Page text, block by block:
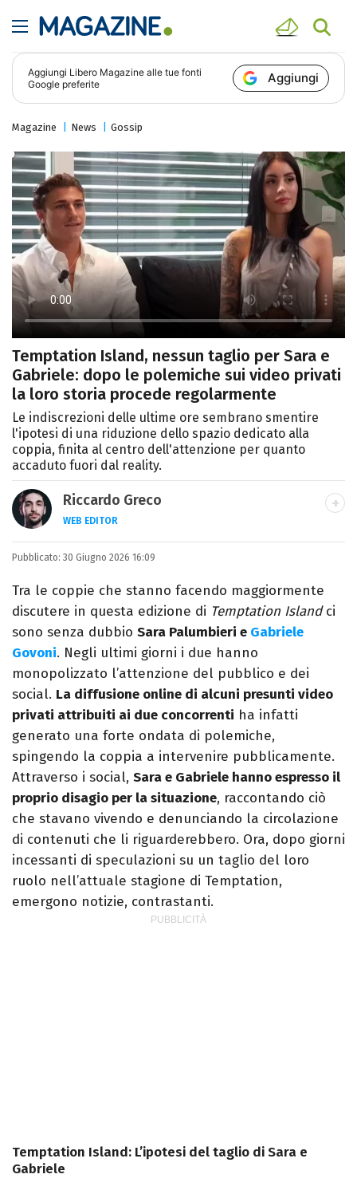
Aggiungi Libero Magazine alle tue fonti
Google preferite
Aggiungi
Magazine News Gossip
Temptation Island, nessun taglio per Sara e
Gabriele: dopo le polemiche sui video privati
la loro storia procede regolarmente
Le indiscrezioni delle ultime ore sembrano smentire
l'ipotesi di una riduzione dello spazio dedicato alla
coppia, finita al centro dell'attenzione per quanto
accaduto fuori dal reality.
Riccardo Greco
WEB EDITOR
LINKEDIN
Si avvicina all'editoria studiando all'IED
come Fashion Editor. Si specializza poi in
Comunicazione digitale, Giornalismo e
Nuovi media presso La Sapienza,
collaborando con alcune testate ed uffici
stampa.
Pubblicato: 30 Giugno 2026 16:09
Tra le coppie che stanno facendo maggiormente
discutere in questa edizione di Temptation Islandci
sono senza dubbio Sara Palumbieri e Gabriele
Govoni. Negli ultimi giorni i due hanno
monopolizzato l’attenzione del pubblico e dei
social. La diffusione online di alcuni presunti video
privati attribuiti ai due concorrenti ha infatti
generato una forte ondata di polemiche,
spingendo la coppia a intervenire pubblicamente.
Attraverso i social, Sara e Gabriele hanno espresso il
proprio disagio per la situazione, raccontando ciò
che stavano vivendo e denunciando la circolazione
di contenuti che li riguarderebbero. Ora, dopo giorni
incessanti di speculazioni su un taglio del loro
ruolo nell’attuale stagione di Temptation,
emergono notizie, contrastanti.
Temptation Island: L’ipotesi del taglio di Sara e
Gabriele